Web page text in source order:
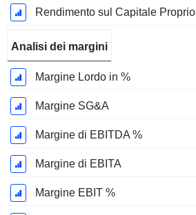
Rendimento sul Capitale Proprio
Analisi dei margini
Margine Lordo in %
Margine SG&A
Margine di EBITDA %
Margine di EBITA
Margine EBIT %